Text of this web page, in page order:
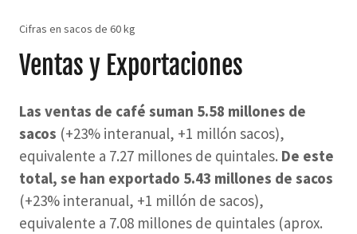
Cifras en sacos de 60 kg
Ventas y Exportaciones
Las ventas de café suman 5.58 millones de
sacos (+23% interanual, +1 millón sacos),
equivalente a 7.27 millones de quintales. De este
total, se han exportado 5.43 millones de sacos
(+23% interanual, +1 millón de sacos),
equivalente a 7.08 millones de quintales (aprox.